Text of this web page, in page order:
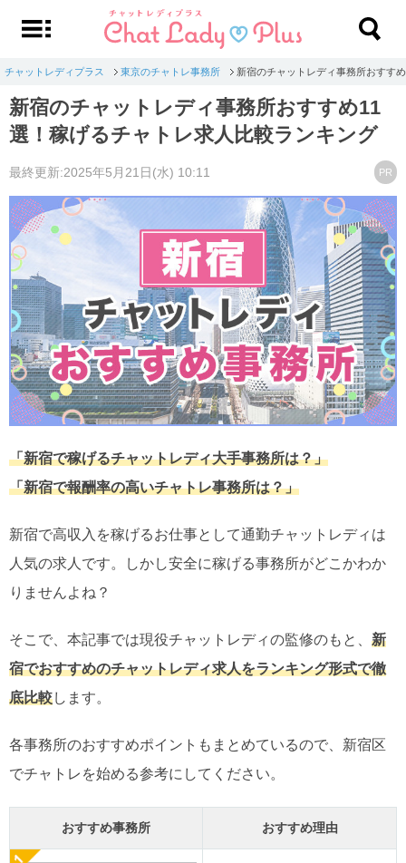
チャットレディプラス 東京のチャトレ事務所 新宿のチャットレディ事務所おすす
新宿のチャットレディ事務所おすすめ11
選！稼げるチャトレ求人比較ランキング
最終更新:2025年5月21日(水) 10:11 PR
「新宿で稼げるチャットレディ大手事務所は？」
「新宿で報酬率の高いチャトレ事務所は？」
新宿で高収入を稼げるお仕事として通勤チャットレディは
人気の求人です。しかし安全に稼げる事務所がどこかわか
りませんよね？
そこで、本記事では現役チャットレディの監修のもと、 新
宿でおすすめのチャットレディ求人をランキング形式で徹
底比較します。
各事務所のおすすめポイントもまとめているので、新宿区
でチャトレを始める参考にしてください。
おすすめ事務所 おすすめ理由